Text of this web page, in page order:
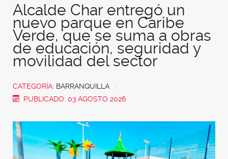
Alcalde Char entregó un
nuevo parque en Caribe
Verde, que se suma a obras
de educación, seguridad y
movilidad del sector
CATEGORÍA: BARRANQUILLA
PUBLICADO: 03 AGOSTO 2026